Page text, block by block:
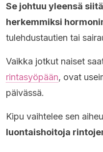
Se johtuu yleensä
herkemmiksi
tulehdustautien tai
Vaikka jotkut naiset
rintasyöpään, ovat
päivässä.
Kipu vaihtelee sen
luontaishoitoja